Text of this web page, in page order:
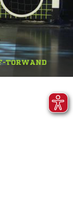
TORWAND